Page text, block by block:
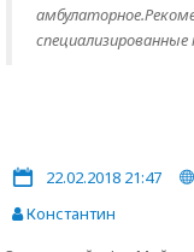
22.02.2018 21:47
Константин